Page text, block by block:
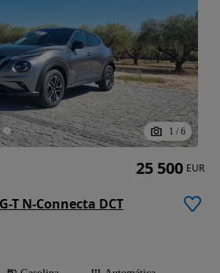
1 / 6
T N-Connecta DCT
25 500 EUR